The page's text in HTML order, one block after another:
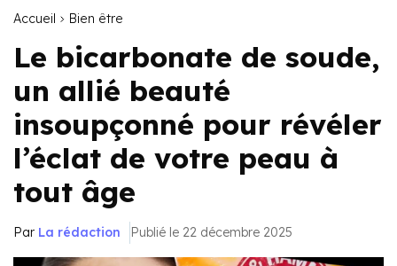
Accueil Bien être
Le bicarbonate de soude,
un allié beauté
insoupçonné pour révéler
l’éclat de votre peau à
tout âge
Par La rédaction Publié le 22 décembre 2025